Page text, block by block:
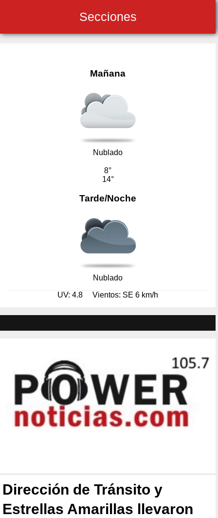
Secciones
Mañana
Nublado
8°
14°
Tarde/Noche
Nublado
UV: 4.8 Vientos: SE 6 km/h
Dirección de Tránsito y
Estrellas Amarillas llevaron